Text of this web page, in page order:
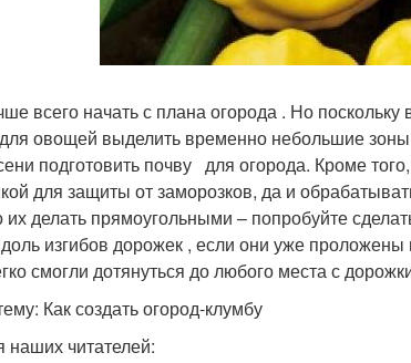
всего начать с плана огорода . Но
овощей выделить временно небольшие
подготовить почву для огорода. Кроме
для защиты от заморозков, да и
их делать прямоугольными – попробуйте
изгибов дорожек , если они уже
смогли дотянуться до любого места с
Как создать огород-клумбу
наших читателей: